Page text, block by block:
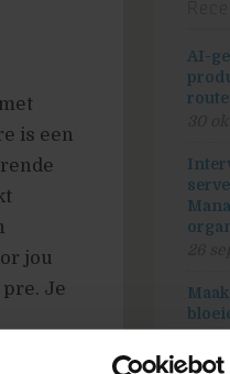
is een
jou
Je
AI-
5